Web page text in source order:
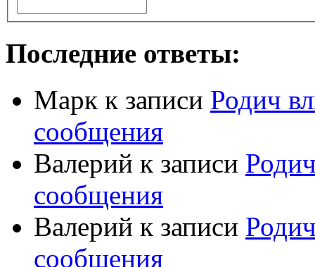
Последние ответы:
Марк к записи Родич
сообщения
Валерий к записи
сообщения
Валерий к записи
сообщения